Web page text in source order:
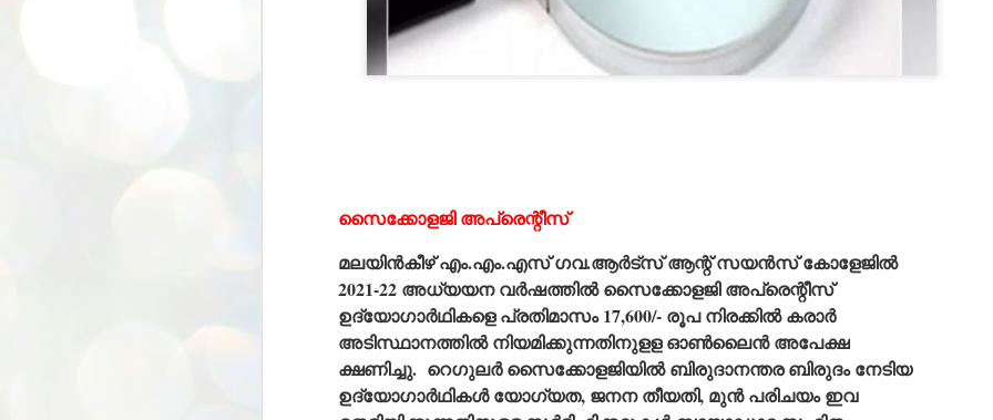
സൈക്കോളജി അപ്രെന്റീസ്
മലയിന്‍കീഴ് എം.എം.എസ് ഗവ.ആര്‍ട്സ് ആന്റ് സയന്‍സ് കോളേജില്‍
2021-22 അധ്യയന വര്‍ഷത്തില്‍ സൈക്കോളജി അപ്രെന്റീസ്
ഉദ്യോഗാര്‍ഥികളെ പ്രതിമാസം 17,600/- രൂപ നിരക്കില്‍ കരാര്‍
അടിസ്ഥാനത്തില്‍ നിയമിക്കുന്നതിനുളള ഓണ്‍ലൈന്‍ അപേക്ഷ
ക്ഷണിച്ചു. റെഗുലര്‍ സൈക്കോളജിയില്‍ ബിരുദാനന്തര ബിരുദം നേടിയ
ഉദ്യോഗാര്‍ഥികള്‍ യോഗ്യത, ജനന തീയതി, മുന്‍ പരിചയം ഇവ
“Right now our focus is to